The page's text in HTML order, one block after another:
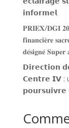
𝗶𝗻𝗳𝗼𝗿𝗺𝗲𝗹
𝐏𝐑𝐈𝐄𝐗/𝐃𝐆𝐈
𝐟𝐢𝐧𝐚𝐧𝐜𝐢𝐞̀𝐫𝐞
𝐝𝐞́𝐬𝐢𝐠𝐧𝐞́ 𝐒𝐮𝐩𝐞𝐫
𝗗𝗶𝗿𝗲𝗰𝘁𝗶𝗼𝗻
𝗖𝗲𝗻𝘁𝗿𝗲 𝗜𝗩 :